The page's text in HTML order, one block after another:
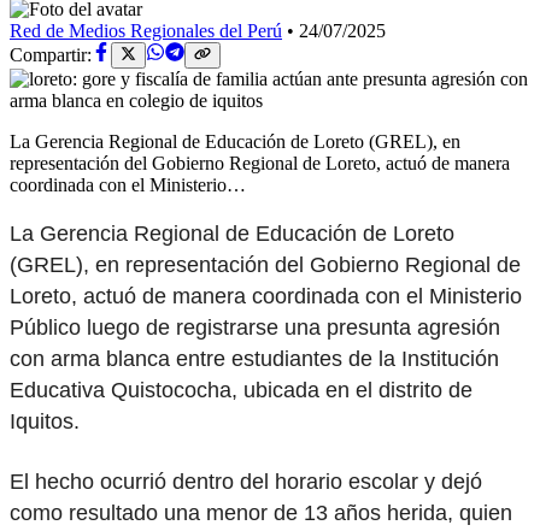
Red de Medios Regionales del Perú • 24/07/2025
Compartir:
La Gerencia Regional de Educación de Loreto (GREL), en
representación del Gobierno Regional de Loreto, actuó de manera
coordinada con el Ministerio…
La Gerencia Regional de Educación de Loreto
(GREL), en representación del Gobierno Regional de
Loreto, actuó de manera coordinada con el Ministerio
Público luego de registrarse una presunta agresión
con arma blanca entre estudiantes de la Institución
Educativa Quistococha, ubicada en el distrito de
Iquitos.
El hecho ocurrió dentro del horario escolar y dejó
como resultado una menor de 13 años herida, quien